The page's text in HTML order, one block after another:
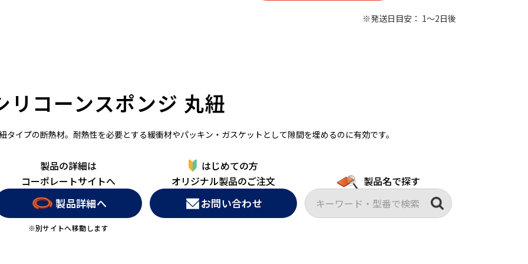
※発送日目安： 1～2日後
リコーンスポンジ 丸紐
タイプの断熱材。耐熱性を必要とする緩衝材やパッキン・ガスケットとして隙間を埋めるのに有効です。
製品の詳細は
コーポレートサイトへ
製品詳細へ
※別サイトへ移動します
はじめての方
オリジナル製品のご注文
お問い合わせ
製品名で探す